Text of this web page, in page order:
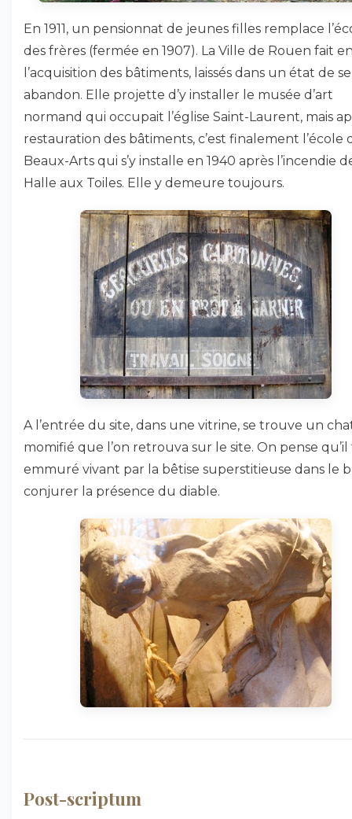
En 1911, un pensionnat de jeunes filles remplace
des frères (fermée en 1907). La Ville de Rouen fait
l’acquisition des bâtiments, laissés dans un état de
abandon. Elle projette d’y installer le musée d’art
normand qui occupait l’église Saint-Laurent, mais
restauration des bâtiments, c’est finalement l’école
Beaux-Arts qui s’y installe en 1940 après l’incendie
Halle aux Toiles. Elle y demeure toujours.
A l’entrée du site, dans une vitrine, se trouve un
momifié que l’on retrouva sur le site. On pense
emmuré vivant par la bêtise superstitieuse dans le
conjurer la présence du diable.
Post-scriptum